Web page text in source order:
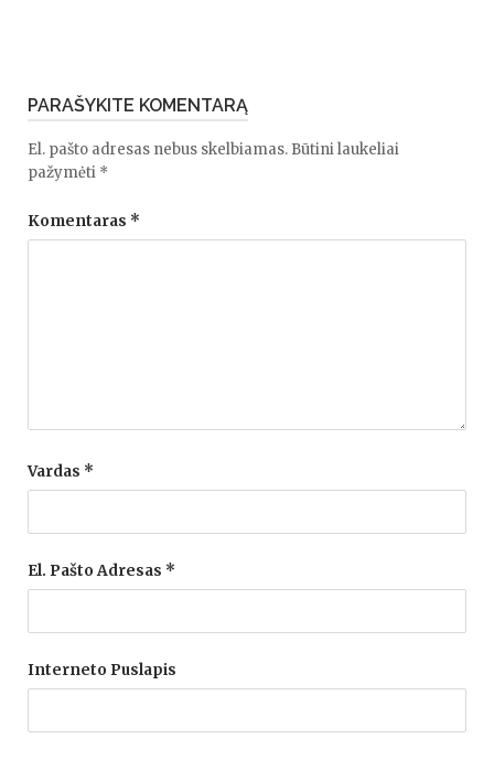
PARAŠYKITE KOMENTARĄ
El. pašto adresas nebus skelbiamas. Būtini laukeliai
pažymėti *
Komentaras *
Vardas *
El. Pašto Adresas *
Interneto Puslapis